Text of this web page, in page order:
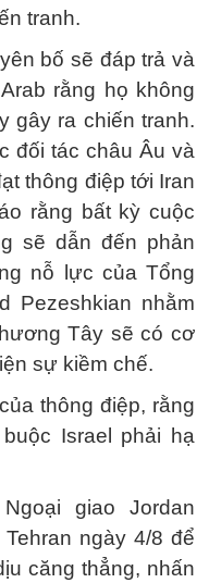
tranh.
bố sẽ đáp trả và
rằng họ không
gây ra chiến tranh.
đối tác châu Âu và
thông điệp tới Iran
rằng bất kỳ cuộc
sẽ dẫn đến phản
nỗ lực của Tổng
Pezeshkian nhằm
Tây sẽ có cơ
sự kiềm chế.
thông điệp, rằng
Israel phải hạ
giao Jordan
ngày 4/8 để
căng thẳng, nhấn